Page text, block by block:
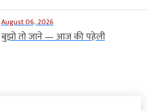
August 06, 2026
बुझो तो जाने — आज की पहेली